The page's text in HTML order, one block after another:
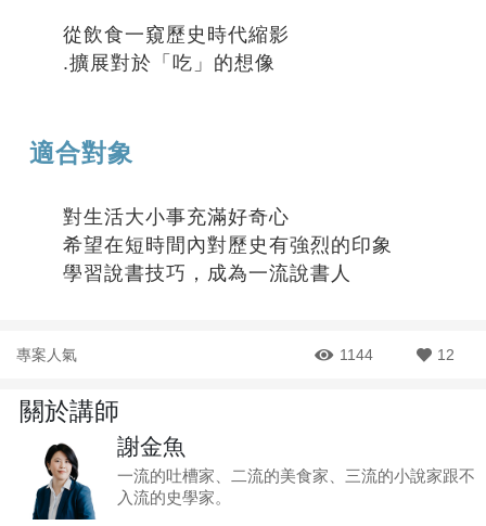
從飲食一窺歷史時代縮影
.擴展對於「吃」的想像
適合對象
對生活大小事充滿好奇心
希望在短時間內對歷史有強烈的印象
學習說書技巧，成為一流說書人
專案人氣 1144 12
關於講師
謝金魚
一流的吐槽家、二流的美食家、三流的小說家跟不
入流的史學家。